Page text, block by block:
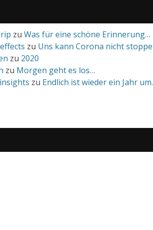
zu Was für eine schöne Erinnerung…
zu Uns kann Corona nicht
zu 2020
zu Morgen geht es los…
zu Endlich ist wieder ein Jahr